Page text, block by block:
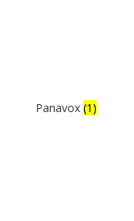
Panavox (1)